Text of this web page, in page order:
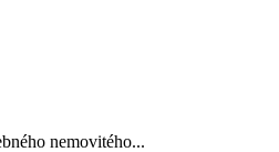
nemovitého...